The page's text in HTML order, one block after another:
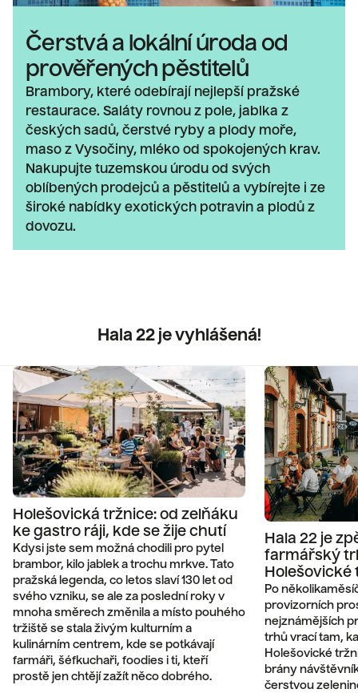
Čerstvá a lokální úroda od
prověřených pěstitelů
Brambory, které odebírají nejlepší pražské
restaurace. Saláty rovnou z pole, jablka z
českých sadů, čerstvé ryby a plody moře,
maso z Vysočiny, mléko od spokojených krav.
Nakupujte tuzemskou úrodu od svých
oblíbených prodejců a pěstitelů a vybírejte i ze
široké nabídky exotických potravin a plodů z
dovozu.
Hala 22 je vyhlášená!
Holešovická tržnice: od zelňáku
ke gastro ráji, kde se žije chutí
Kdysi jste sem možná chodili pro pytel
brambor, kilo jablek a trochu mrkve. Tato
pražská legenda, co letos slaví 130 let od
svého vzniku, se ale za poslední roky v
mnoha směrech změnila a místo pouhého
tržiště se stala živým kulturním a
kulinárním centrem, kde se potkávají
farmáři, šéfkuchaři, foodies i ti, kteří
prostě jen chtějí zažít něco dobrého.
Hala 22 je
farmářský
Holešovické
Po
provizorních
nejznámějších
trhů vrací tam,
Holešovické
brány
čerstvou